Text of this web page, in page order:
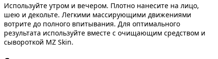
Используйте утром и вечером. Плотно нанесите на лицо,
шею и декольте. Легкими массирующими движениями
вотрите до полного впитывания. Для оптимального
результата используйте вместе с очищающим средством и
сывороткой MZ Skin.